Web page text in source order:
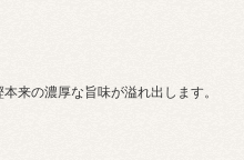
来の濃厚な旨味が溢れ出します。